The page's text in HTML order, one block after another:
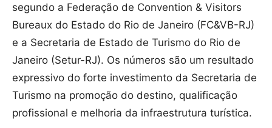
segundo a Federação de Convention & Visitors
Bureaux do Estado do Rio de Janeiro (FC&VB-RJ)
e a Secretaria de Estado de Turismo do Rio de
Janeiro (Setur-RJ). Os números são um resultado
expressivo do forte investimento da Secretaria de
Turismo na promoção do destino, qualificação
profissional e melhoria da infraestrutura turística.